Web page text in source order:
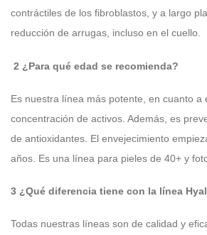
contráctiles de los fibroblastos, y a largo
reducción de arrugas, incluso en el cuello.
2 ¿Para qué edad se recomienda?
Es nuestra línea más potente, en cuanto a
concentración de activos. Además, es
de antioxidantes. El envejecimiento
años. Es una línea para pieles de 40+ y
3 ¿Qué diferencia tiene con la línea
Todas nuestras líneas son de calidad y